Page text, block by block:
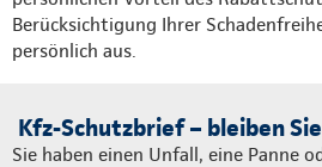
Berücksichtigung Ihrer
persönlich aus.
Kfz-Schutzbrief – bleiben
Sie haben einen Unfall, eine Panne